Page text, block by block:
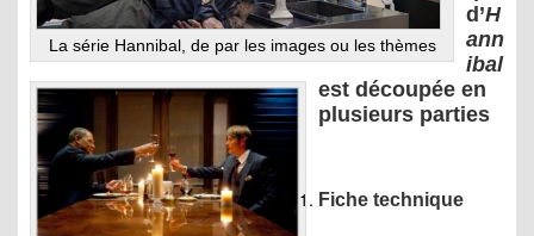
La série Hannibal, de par les images ou les thèmes
d’H
ann
ibal
est découpée en
plusieurs parties
Fiche technique